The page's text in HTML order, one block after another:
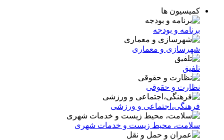
کمیسیون ها
برنامه و بودجه
شهرسازی و معماری
تلفیق
نظارت و حقوقی
فرهنگی،اجتماعی و ورزشی
سلامت، محیط زیست و خدمات شهری